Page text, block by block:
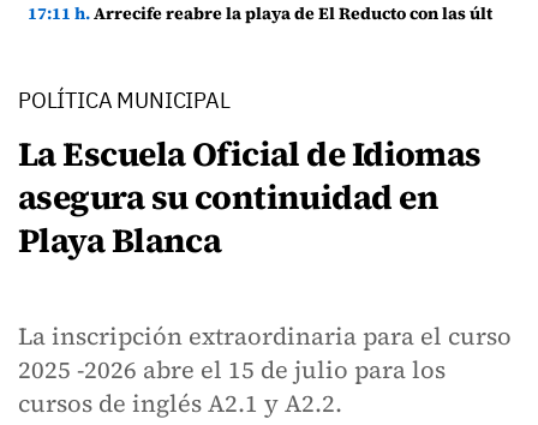
17:11 h.Arrecife reabre la playa de El Reducto con las últimas analíticas mostrando "una buena calidad de las aguas para el baño"
POLÍTICA MUNICIPAL
La Escuela Oficial de Idiomas
asegura su continuidad en
Playa Blanca
La inscripción extraordinaria para el curso
2025 -2026 abre el 15 de julio para los
cursos de inglés A2.1 y A2.2.